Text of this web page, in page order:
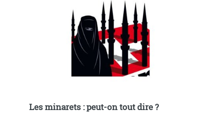
Les minarets : peut-on tout dire ?